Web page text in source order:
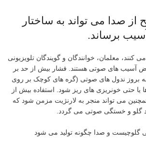
از صدا می تواند به ساختار
برساند.
کنند، معلمان، خوانندگان و گویندگان تلویزیونی
آسیب های صوتی هستند. فشار بیش از حد بر
بروز ندول های صوتی (گره های کوچک بر روی
یا حتی خونریزی های ریز شود. استفاده بیش از
می تواند منجر به لارنژیت مزمن شود که
گلو و خستگی صوتی می گردد.